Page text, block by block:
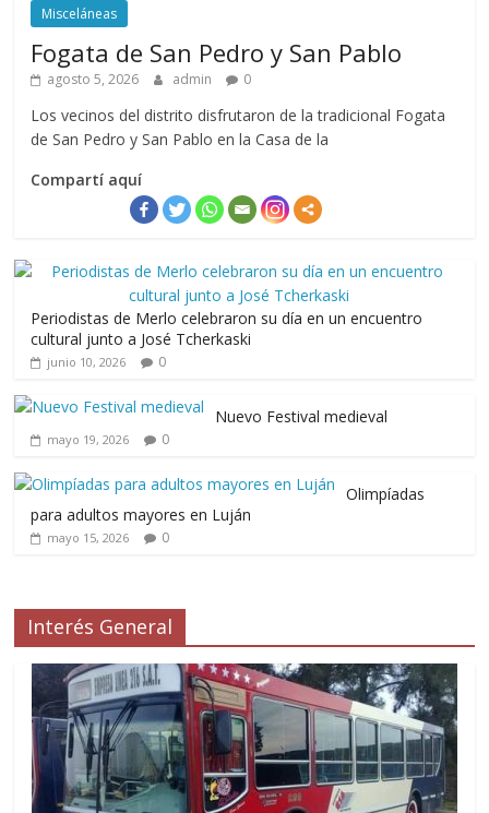
Misceláneas
Fogata de San Pedro y San Pablo
agosto 5, 2026 admin 0
Los vecinos del distrito disfrutaron de la tradicional Fogata
de San Pedro y San Pablo en la Casa de la
Compartí aquí
Periodistas de Merlo celebraron su día en un encuentro
cultural junto a José Tcherkaski
junio 10, 2026 0
Nuevo Festival medieval
mayo 19, 2026 0
Olimpíadas
para adultos mayores en Luján
mayo 15, 2026 0
Interés General